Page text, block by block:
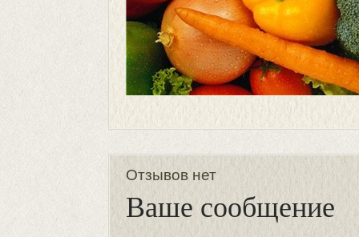
Отзывов нет
Ваше сообщение